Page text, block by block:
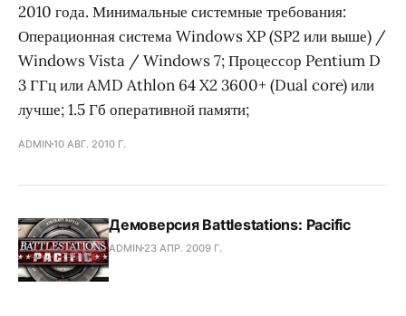
2010 года. Минимальные системные требования:
Операционная система Windows XP (SP2 или выше) /
Windows Vista / Windows 7; Процессор Pentium D
3 ГГц или AMD Athlon 64 X2 3600+ (Dual core) или
лучше; 1.5 Гб оперативной памяти;
ADMIN10 АВГ. 2010 Г.
Демоверсия Battlestations: Pacific
ADMIN 23 АПР. 2009 Г.